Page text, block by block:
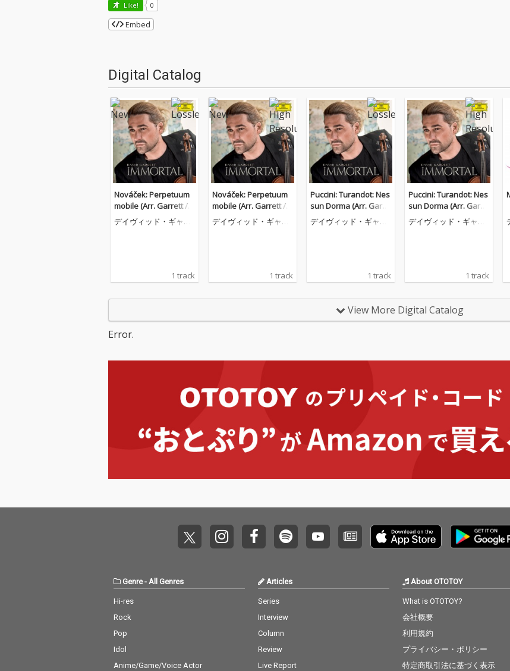
Like! 0
Embed
Digital Catalog
Nováček: Perpetuum
mobile (Arr. Garrett / v
an der Heijden for Viol
in, Piano, Guitar & Orc
デイヴィッド・ギャレ
1 track
Nováček: Perpetuum
mobile (Arr. Garrett / v
an der Heijden for Viol
in, Piano, Guitar & Orc
デイヴィッド・ギャレ
1 track
Puccini: Turandot: Nes
sun Dorma (Arr. Garre
tt / Haywood for Violi
n, Piano, Guitar & Orc
デイヴィッド・ギャレ
1 track
Puccini: Turandot: Nes
sun Dorma (Arr. Garre
tt / Haywood for Violi
n, Piano, Guitar & Orc
デイヴィッド・ギャレ
1 track
View More Digital Catalog
Error.
Genre- All Genres
Hi-res
Rock
Pop
Idol
Anime/Game/Voice Actor
Articles
Series
Interview
Column
Review
Live Report
About OTOTOY
What is OTOTOY?
会社概要
利用規約
プライバシー・ポリシー
特定商取引法に基づく表示